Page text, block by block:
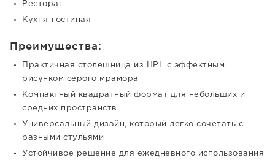
Ресторан
Кухня-гостиная
Преимущества:
Практичная столешница из HPL с эффектным
рисунком серого мрамора
Компактный квадратный формат для небольших и
средних пространств
Универсальный дизайн, который легко сочетать с
разными стульями
Устойчивое решение для ежедневного использования